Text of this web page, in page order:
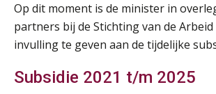
Op dit moment is de minister in
partners bij de Stichting van de
invulling te geven aan de tijdelijke
Subsidie 2021 t/m 2025